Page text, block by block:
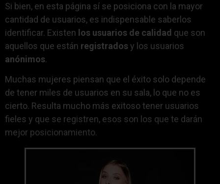
Si bien, en esta página sí se posiciona con la mayor
cantidad de usuarios, es indispensable saberlos
identificar. Existen los usuarios de calidad que son
aquellos que están registradosy los usuarios
anónimos.
Muchas mujeres piensan que el éxito solo depende
de tener miles de usuarios en su sala, lo que no es
cierto. Resulta mucho más exitoso tener usuarios
fieles y que se registren, esos son los que te darán
mejor posicionamiento.